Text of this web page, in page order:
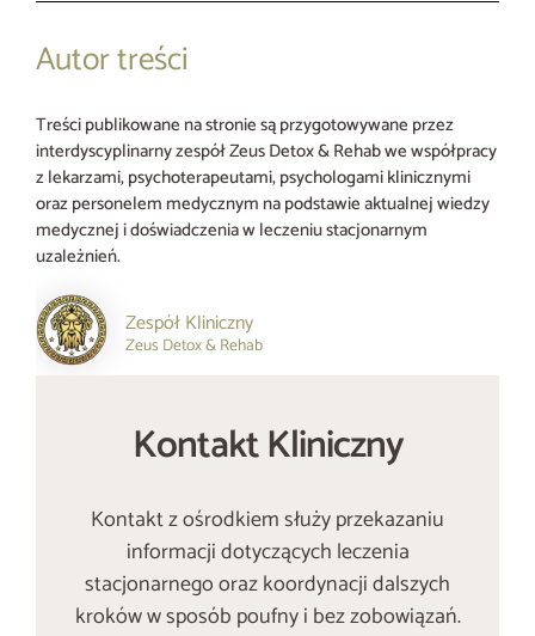
Autor treści
Treści publikowane na stronie są przygotowywane przez
interdyscyplinarny zespół Zeus Detox & Rehab we współpracy
z lekarzami, psychoterapeutami, psychologami klinicznymi
oraz personelem medycznym na podstawie aktualnej wiedzy
medycznej i doświadczenia w leczeniu stacjonarnym
uzależnień.
Zespół Kliniczny
Zeus Detox & Rehab
Kontakt Kliniczny
Kontakt z ośrodkiem służy przekazaniu
informacji dotyczących leczenia
stacjonarnego oraz koordynacji dalszych
kroków w sposób poufny i bez zobowiązań.